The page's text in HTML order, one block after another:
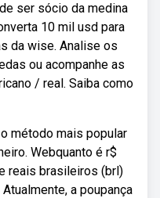
ser sócio da medina
10 mil usd para
da wise. Analise os
ou acompanhe as
/ real. Saiba como
método mais popular
Webquanto é r$
reais brasileiros (brl)
a poupança